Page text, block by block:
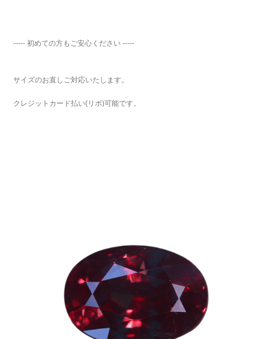
----- 初めての方もご安心ください -----
サイズのお直しご対応いたします。
クレジットカード払い(リボ)可能です。